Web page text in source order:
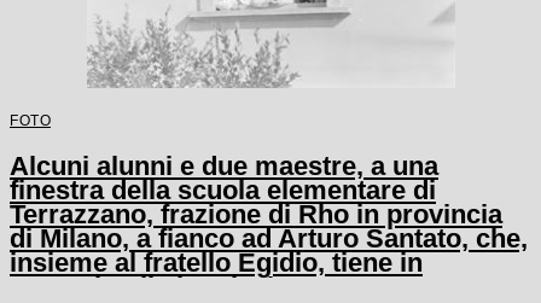
FOTO
Alcuni alunni e due maestre, a una
finestra della scuola elementare di
Terrazzano, frazione di Rho in provincia
di Milano, a fianco ad Arturo Santato, che,
insieme al fratello Egidio, tiene in
ostaggio gli alunni e le maestre